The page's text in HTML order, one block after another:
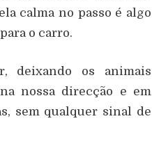
calma no passo é algo
o carro.
deixando os animais
nossa direcção e em
sem qualquer sinal de